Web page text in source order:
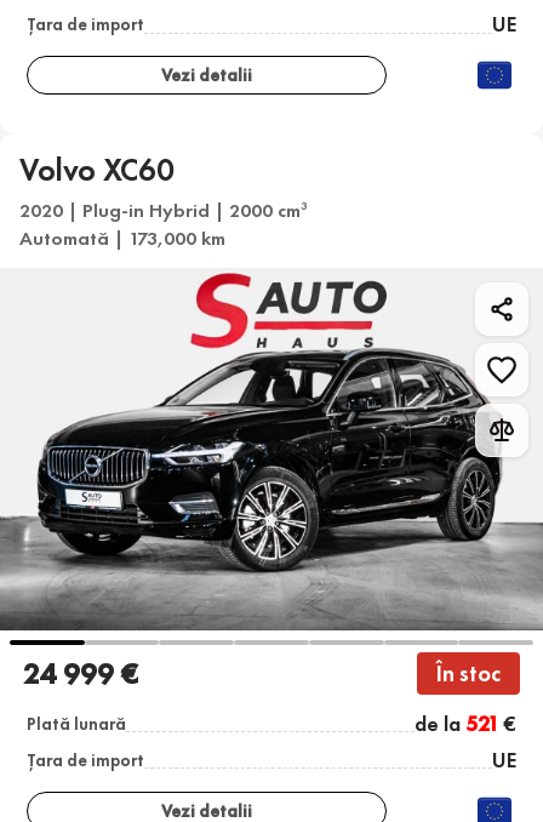
Țara de import UE
Vezi detalii
Volvo XC60
2020 | Plug-in Hybrid | 2000 cm3
Automată | 173,000 km
24 999 € În stoc
Plată lunară de la 521 €
Țara de import UE
Vezi detalii